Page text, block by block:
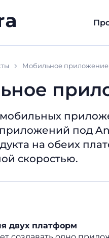
Мобильное
мобильных
под
на обеих
скоростью.
двух платформ